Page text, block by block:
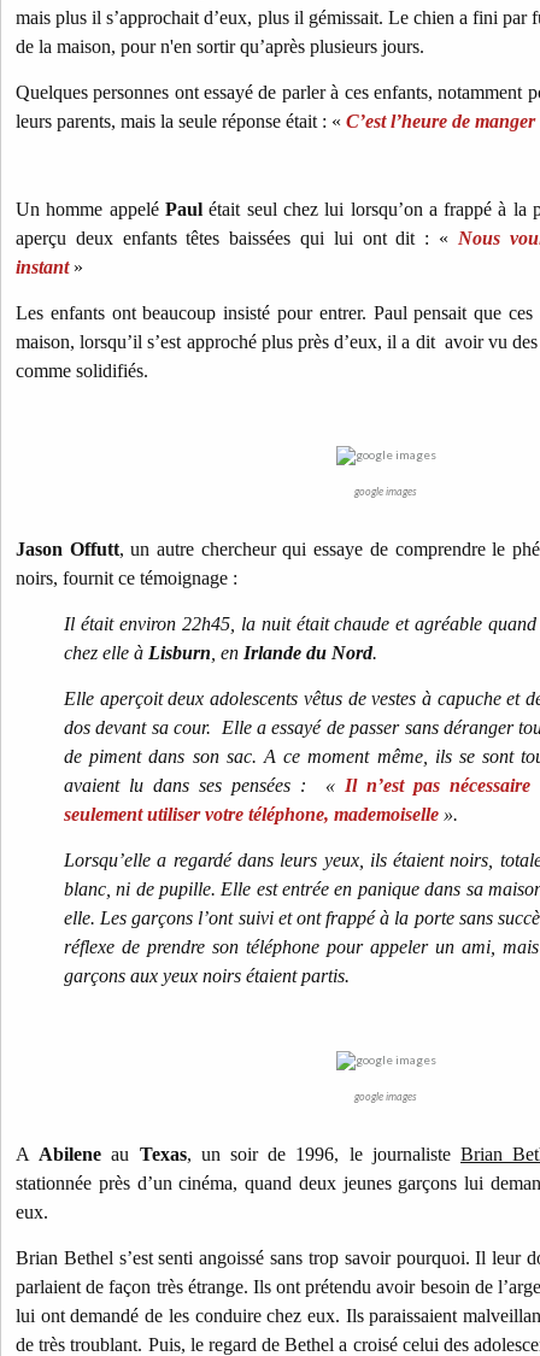
mais plus il s’approchait d’eux, plus il gémissait. Le chien a fini par
de la maison, pour n'en sortir qu’après plusieurs jours.
Quelques personnes ont essayé de parler à ces enfants, notamment
leurs parents, mais la seule réponse était : « C’est l’heure de manger
Un homme appeléPaulétait seul chez lui lorsqu’on a frappé à la
aperçu deux enfants têtes baissées qui lui ont dit : « Nous
instant»
Les enfants ont beaucoup insisté pour entrer. Paul pensait que ces
maison, lorsqu’il s’est approché plus près d’eux, il a dit avoir vu
comme solidifiés.
google images
Jason Offutt, un autre chercheur qui essaye de comprendre le
noirs, fournit ce témoignage :
Il était environ 22h45, la nuit était chaude et agréable
chez elle à Lisburn , en Irlande du Nord.
Elle aperçoit deux adolescents vêtus de vestes à capuche et
dos devant sa cour. Elle a essayé de passer sans déranger
de piment dans son sac. A ce moment même, ils se sont
avaient lu dans ses pensées : « Il n’est pas
seulement utiliser votre téléphone, mademoiselle ».
Lorsqu’elle a regardé dans leurs yeux, ils étaient noirs,
blanc, ni de pupille. Elle est entrée en panique dans sa
elle. Les garçons l’ont suivi et ont frappé à la porte sans
réflexe de prendre son téléphone pour appeler un ami,
garçons aux yeux noirs étaient partis.
google images
A Abilene au Texas, un soir de 1996, le journalisteBrian
stationnée près d’un cinéma, quand deux jeunes garçons lui
eux.
Brian Bethel s’est senti angoissé sans trop savoir pourquoi. Il leur
parlaient de façon très étrange. Ils ont prétendu avoir besoin de
lui ont demandé de les conduire chez eux. Ils paraissaient
de très troublant. Puis, le regard de Bethel a croisé celui des